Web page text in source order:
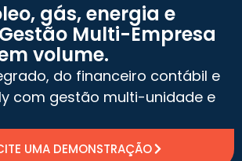
gás, energia e
Multi-Empresa
volume.
do financeiro contábil e
com gestão multi-unidade e
UMA DEMONSTRAÇÃO